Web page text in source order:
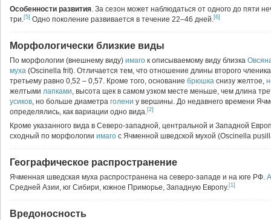
Особенности развития. За сезон может наблюдаться от одного до пяти
три.[5] Одно поколение развивается в течение 22–46 дней.[6]
Морфологически близкие виды
По морфологии (внешнему виду) имаго к описываемому виду близка
муха (Oscinella frit). Отличается тем, что отношение длины второго
третьему равно 0,52 – 0,57. Кроме того, основание брюшка снизу желтое,
желтыми лапками, высота щек в самом узком месте меньше, чем длина
усиков, но больше диаметра голени у вершины. До недавнего времени
определялись, как вариации одно вида.[2]
Кроме указанного вида в Северо-западной, центральной и Западной
сходный по морфологии имаго с Ячменной шведской мухой (Oscinella
Географическое распространение
Ячменная шведская муха распространена на северо-западе и на юге РФ.
Средней Азии, юг Сибири, южное Приморье, Западную Европу.[1]
Вредоносность